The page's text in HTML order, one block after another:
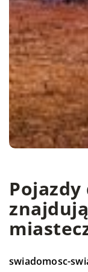
swiadomosc-